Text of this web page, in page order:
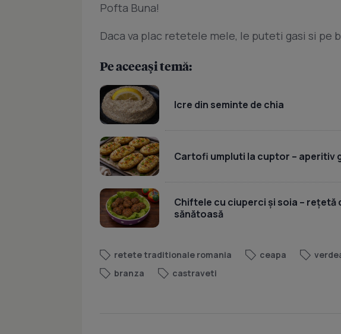
Pofta Buna!
Daca va plac retetele mele, le puteti gasi si pe
Pe aceeași temă:
Icre din seminte de chia
Cartofi umpluti la cuptor – aperitiv
Chiftele cu ciuperci și soia – rețetă
sănătoasă
retete traditionale romania ceapa
branza
castraveti